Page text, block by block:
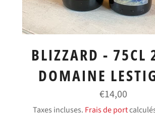
BLIZZARD - 75CL
DOMAINE
Prix
régulier
€14,00
Taxes incluses. Frais de port